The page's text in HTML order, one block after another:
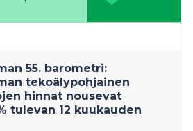
tuo haasteita varsinkin
ja vuokratasojen
55. barometri:
tekoälypohjainen
hinnat nousevat
tulevan 12 kuukauden